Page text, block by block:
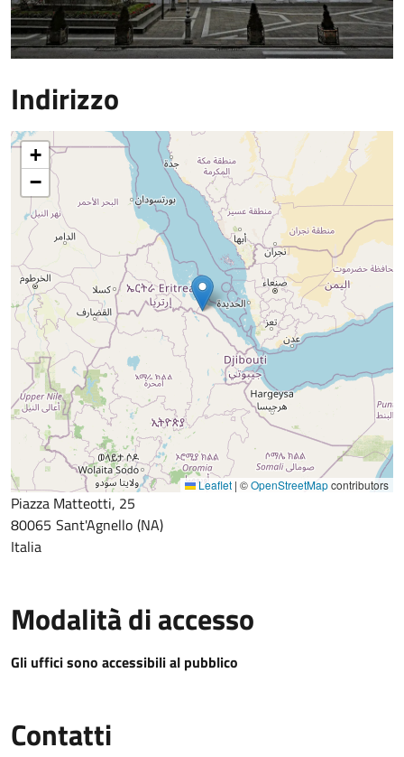
Indirizzo
+
−
Leaflet | ©OpenStreetMapcontributors
Piazza Matteotti, 25
80065 Sant'Agnello NA
Italia
Modalità di accesso
Gli uffici sono accessibili al pubblico
Contatti